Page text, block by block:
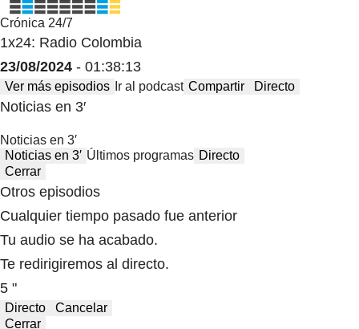
Crónica 24/7
1x24: Radio Colombia
23/08/2024 - 01:38:13
Ver más episodios Ir al podcast Compartir Directo
Noticias en 3′
Noticias en 3′
Noticias en 3′ Últimos programas Directo
Cerrar
Otros episodios
Cualquier tiempo pasado fue anterior
Tu audio se ha acabado.
Te redirigiremos al directo.
5 "
Directo
Cancelar
Cerrar